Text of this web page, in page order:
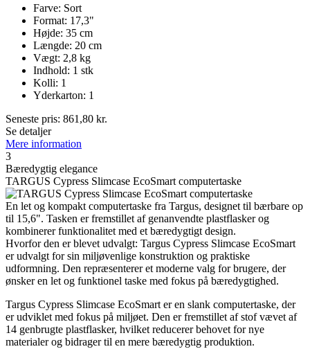
Farve: Sort
Format: 17,3"
Højde: 35 cm
Længde: 20 cm
Vægt: 2,8 kg
Indhold: 1 stk
Kolli: 1
Yderkarton: 1
Seneste pris: 861,80 kr.
Se detaljer
Mere information
3
Bæredygtig elegance
TARGUS Cypress Slimcase EcoSmart computertaske
En let og kompakt computertaske fra Targus, designet til bærbare op
til 15,6". Tasken er fremstillet af genanvendte plastflasker og
kombinerer funktionalitet med et bæredygtigt design.
Hvorfor den er blevet udvalgt: Targus Cypress Slimcase EcoSmart
er udvalgt for sin miljøvenlige konstruktion og praktiske
udformning. Den repræsenterer et moderne valg for brugere, der
ønsker en let og funktionel taske med fokus på bæredygtighed.
Targus Cypress Slimcase EcoSmart er en slank computertaske, der
er udviklet med fokus på miljøet. Den er fremstillet af stof vævet af
14 genbrugte plastflasker, hvilket reducerer behovet for nye
materialer og bidrager til en mere bæredygtig produktion.